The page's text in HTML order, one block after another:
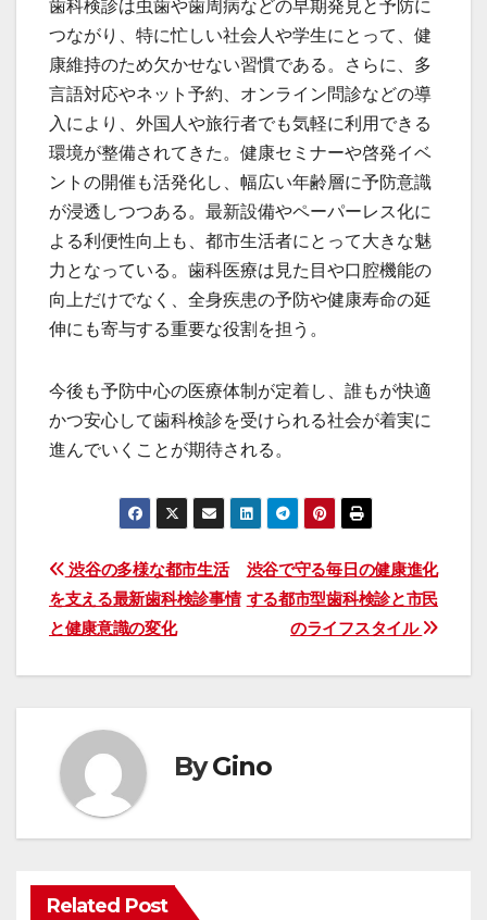
歯科検診は虫歯や歯周病などの早期発見と予防に
つながり、特に忙しい社会人や学生にとって、健
康維持のため欠かせない習慣である。さらに、多
言語対応やネット予約、オンライン問診などの導
入により、外国人や旅行者でも気軽に利用できる
環境が整備されてきた。健康セミナーや啓発イベ
ントの開催も活発化し、幅広い年齢層に予防意識
が浸透しつつある。最新設備やペーパーレス化に
よる利便性向上も、都市生活者にとって大きな魅
力となっている。歯科医療は見た目や口腔機能の
向上だけでなく、全身疾患の予防や健康寿命の延
伸にも寄与する重要な役割を担う。
今後も予防中心の医療体制が定着し、誰もが快適
かつ安心して歯科検診を受けられる社会が着実に
進んでいくことが期待される。
投
稿
ナ
ゲ
ー
シ
ョ
渋谷で守る毎日の健康進化
する都市型歯科検診と市民
のライフスタイル
渋谷の多様な都市生活
を支える最新歯科検診事情
と健康意識の変化
ByGino
Related Post